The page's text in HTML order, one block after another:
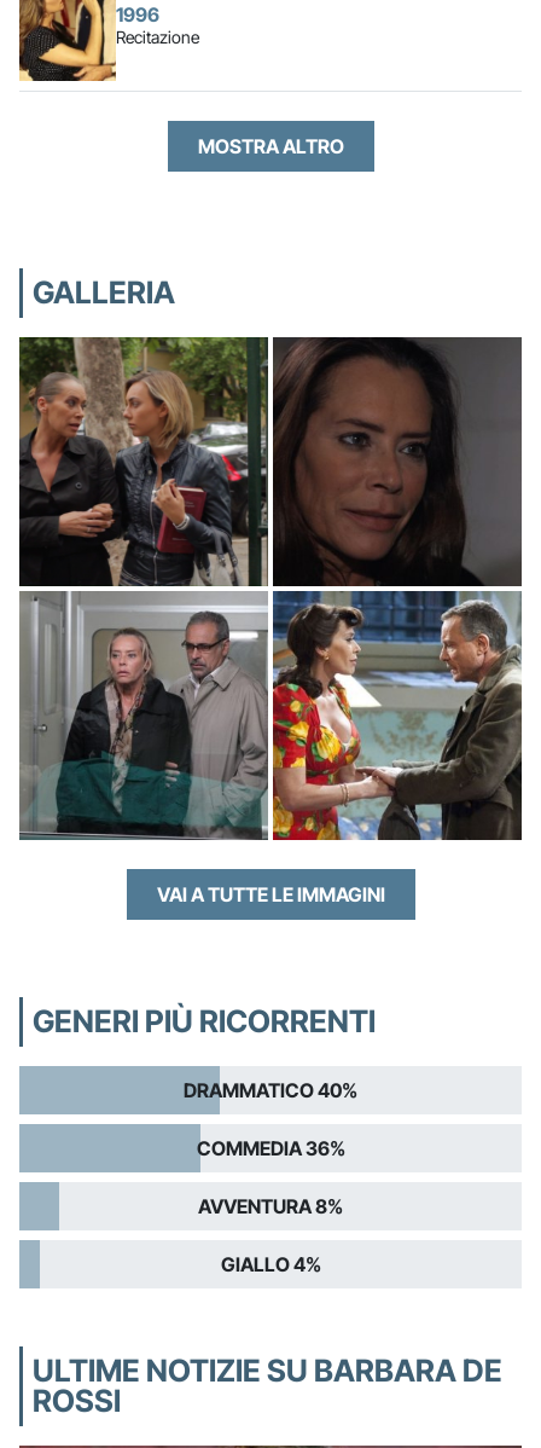
1996
Recitazione
MOSTRA ALTRO
GALLERIA
VAI A TUTTE LE IMMAGINI
GENERI PIÙ RICORRENTI
DRAMMATICO 40%
COMMEDIA 36%
AVVENTURA 8%
GIALLO 4%
ULTIME NOTIZIE SU BARBARA DE
ROSSI